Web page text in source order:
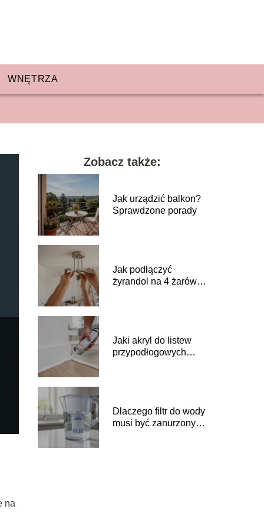
WNĘTRZA
na
Zobacz także:
Jak urządzić balkon?
Sprawdzone porady
Jak podłączyć
żyrandol na 4 żarówki
Jaki akryl do listew
przypodłogowych
Dlaczego filtr do wody
musi być zanurzony?